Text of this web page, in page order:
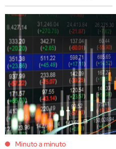
Minuto a minuto